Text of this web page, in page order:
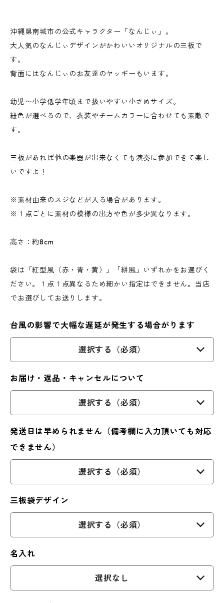
沖縄県南城市の公式キャラクター「なんじぃ」。
大人気のなんじぃデザインがかわいいオリジナルの三板で
す。
背面にはなんじぃのお友達のヤッギーもいます。
幼児〜小学低学年頃まで扱いやすい小さめサイズ。
紐色が選べるので、衣装やチームカラーに合わせても素敵で
す。
三板があれば他の楽器が出来なくても演奏に参加できて楽し
いですよ！
※素材由来のスジなどが入る場合があります。
※１点ごとに素材の模様の出方や色が多少異なります。
高さ：約8cm
袋は「紅型風（赤・青・黄）」「絣風」いずれかをお選びく
ださい。１点１点異なるため細かい指定はできません。当店
でお選びしてお送りします。
台風の影響で大幅な遅延が発生する場合がります
選択する（必須）
お届け・返品・キャンセルについて
選択する（必須）
発送日は早められません（備考欄に入力頂いても対応
できません）
選択する（必須）
三板袋デザイン
選択する（必須）
名入れ
選択なし